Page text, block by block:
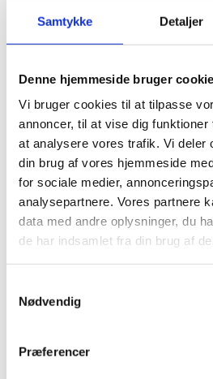
Samtykke Detaljer
Denne hjemmeside bruger
Vi bruger cookies til at tilpasse
annoncer, til at vise dig
at analysere vores trafik. Vi deler
din brug af vores hjemmeside
for sociale medier,
analysepartnere. Vores partnere
data med andre oplysninger, du
de har indsamlet fra din brug af
Nødvendig
Præferencer
Pas
Pas skal være gyldigt
opholdets varighed.
Danske forlængede pas
udrejse.
Danske nødpas (provisoriske
ind- og udrejse.
EU-nødpas anerkendes ved
Tjek på forhånd om et
rejsen anerkender et dansk
Visse viseringer og stempler